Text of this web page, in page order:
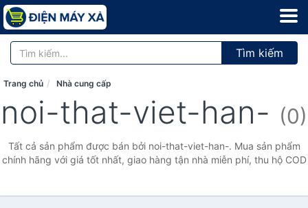
Tìm kiếm
Trang chủ Nhà cung cấp
noi-that-viet-han- (0)
Tất cả sản phẩm được bán bởi noi-that-viet-han-. Mua sản phẩm
chính hãng với giá tốt nhất, giao hàng tận nhà miễn phí, thu hộ COD